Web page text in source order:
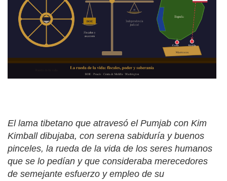
El lama tibetano que atravesó el Pumjab con Kim
Kimball dibujaba, con serena sabiduría y buenos
pinceles, la rueda de la vida de los seres humanos
que se lo pedían y que consideraba merecedores
de semejante esfuerzo y empleo de su